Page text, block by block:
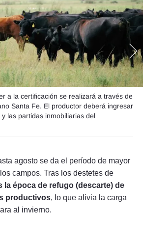
a la certificación se realizará a través de
Santa Fe. El productor deberá ingresar
las partidas inmobiliarias del
agosto se da el período de mayor
campos. Tras los destetes de
la época de refugo (descarte) de
productivos, lo que alivia la carga
al invierno.